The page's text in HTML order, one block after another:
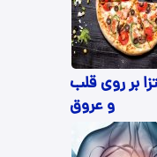
بر روی قلب
و عروق